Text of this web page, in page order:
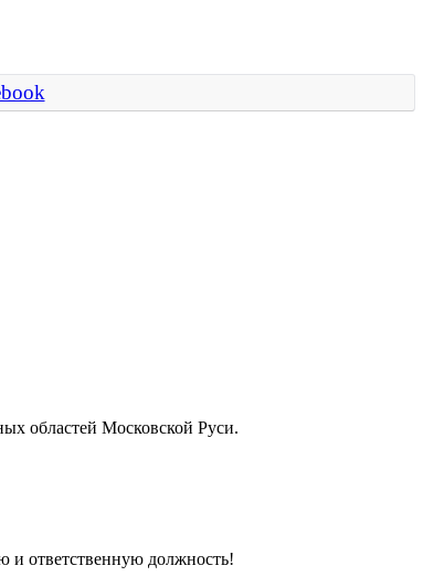
областей Московской Руси.
ответственную должность!